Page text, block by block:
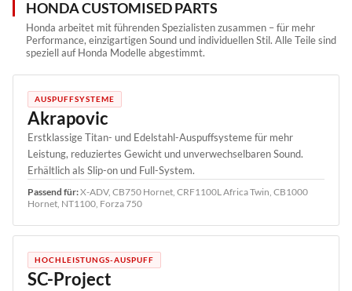
HONDA CUSTOMISED PARTS
Honda arbeitet mit führenden Spezialisten zusammen – für mehr
Performance, einzigartigen Sound und individuellen Stil. Alle Teile sind
speziell auf Honda Modelle abgestimmt.
AUSPUFFSYSTEME
Akrapovic
Erstklassige Titan- und Edelstahl-Auspuffsysteme für mehr
Leistung, reduziertes Gewicht und unverwechselbaren Sound.
Erhältlich als Slip-on und Full-System.
Passend für:X-ADV, CB750 Hornet, CRF1100L Africa Twin, CB1000
Hornet, NT1100, Forza 750
HOCHLEISTUNGS-AUSPUFF
SC-Project